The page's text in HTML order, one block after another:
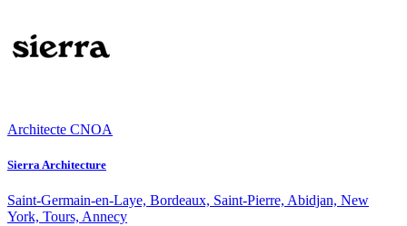
Architecte CNOA
Sierra Architecture
Saint-Germain-en-Laye, Bordeaux, Saint-Pierre, Abidjan, New
York, Tours, Annecy